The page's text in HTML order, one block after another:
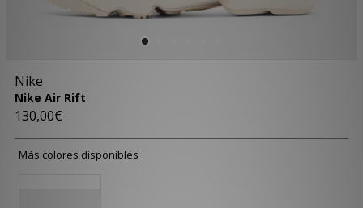
Nike
Nike Air Rift
130,00€
Más colores disponibles